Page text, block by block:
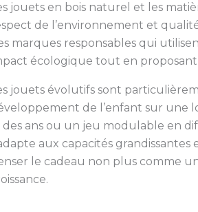
jouets en bois naturel et les
de l’environnement et
marques responsables qui
écologique tout en
jouets évolutifs sont
de l’enfant sur une
ans ou un jeu modulable en
aux capacités
le cadeau non plus comme